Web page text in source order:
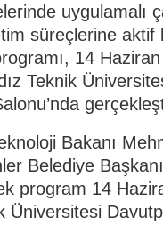
uygulamalı
süreçlerine aktif
14
Teknik
Bakanı
Belediye
program 14
Üniversitesi